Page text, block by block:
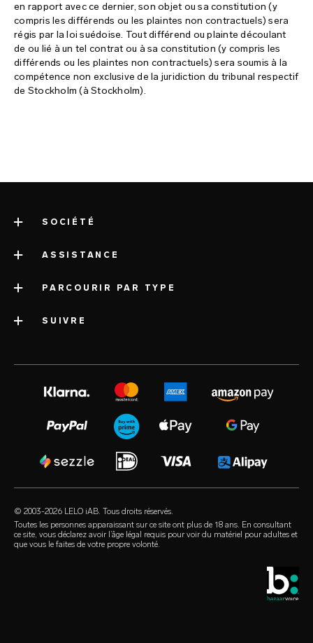
en rapport avec ce dernier, son objet ou sa constitution (y
compris les différends ou les plaintes non contractuels) sera
régis par la loi suédoise. Tout différend ou plainte découlant
de ou lié à un tel contrat ou à sa constitution (y compris les
différends ou les plaintes non contractuels) sera soumis à la
compétence non exclusive de la juridiction du tribunal respectif
de Stockholm (à Stockholm).
SOCIÉTÉ
a propos de LELO
politique en matière de cookies
conditions d’utilisation
les détaillants
ASSISTANCE
service client contact
extension de garantie
satisfaction guarantee
regulatory compliance
FAQ - achats en ligne
FAQ - produits
environmental labels
contactez-nous
PARCOURIR PAR TYPE
catégories
sextoys pour homme
sextoys pour couple
accessoires sexuels
préservatifs
SUIVRE
facebook
audio erotica
© 2003-2026 LELO iAB. Tous droits réservés.
Toutes les personnes apparaissant sur ce site ont plus de 18 ans. En consultant
ce site, vous déclarez avoir l’âge légal requis pour voir du matériel pour adultes et
que vous le faites de votre propre volonté.